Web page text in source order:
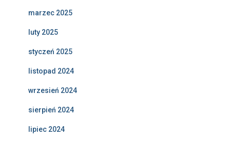
marzec 2025
luty 2025
styczeń 2025
listopad 2024
wrzesień 2024
sierpień 2024
lipiec 2024